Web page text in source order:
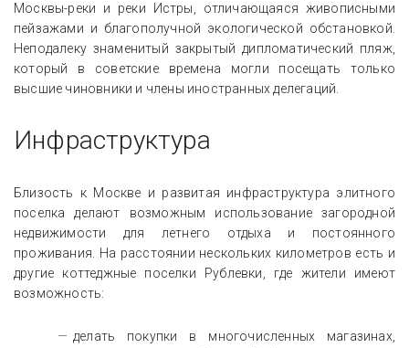
Москвы-реки и реки Истры, отличающаяся живописными
пейзажами и благополучной экологической обстановкой.
Неподалеку знаменитый закрытый дипломатический пляж,
который в советские времена могли посещать только
высшие чиновники и члены иностранных делегаций.
Инфраструктура
Близость к Москве и развитая инфраструктура элитного
поселка делают возможным использование загородной
недвижимости для летнего отдыха и постоянного
проживания. На расстоянии нескольких километров есть и
другие коттеджные поселки Рублевки, где жители имеют
возможность:
делать покупки в многочисленных магазинах,